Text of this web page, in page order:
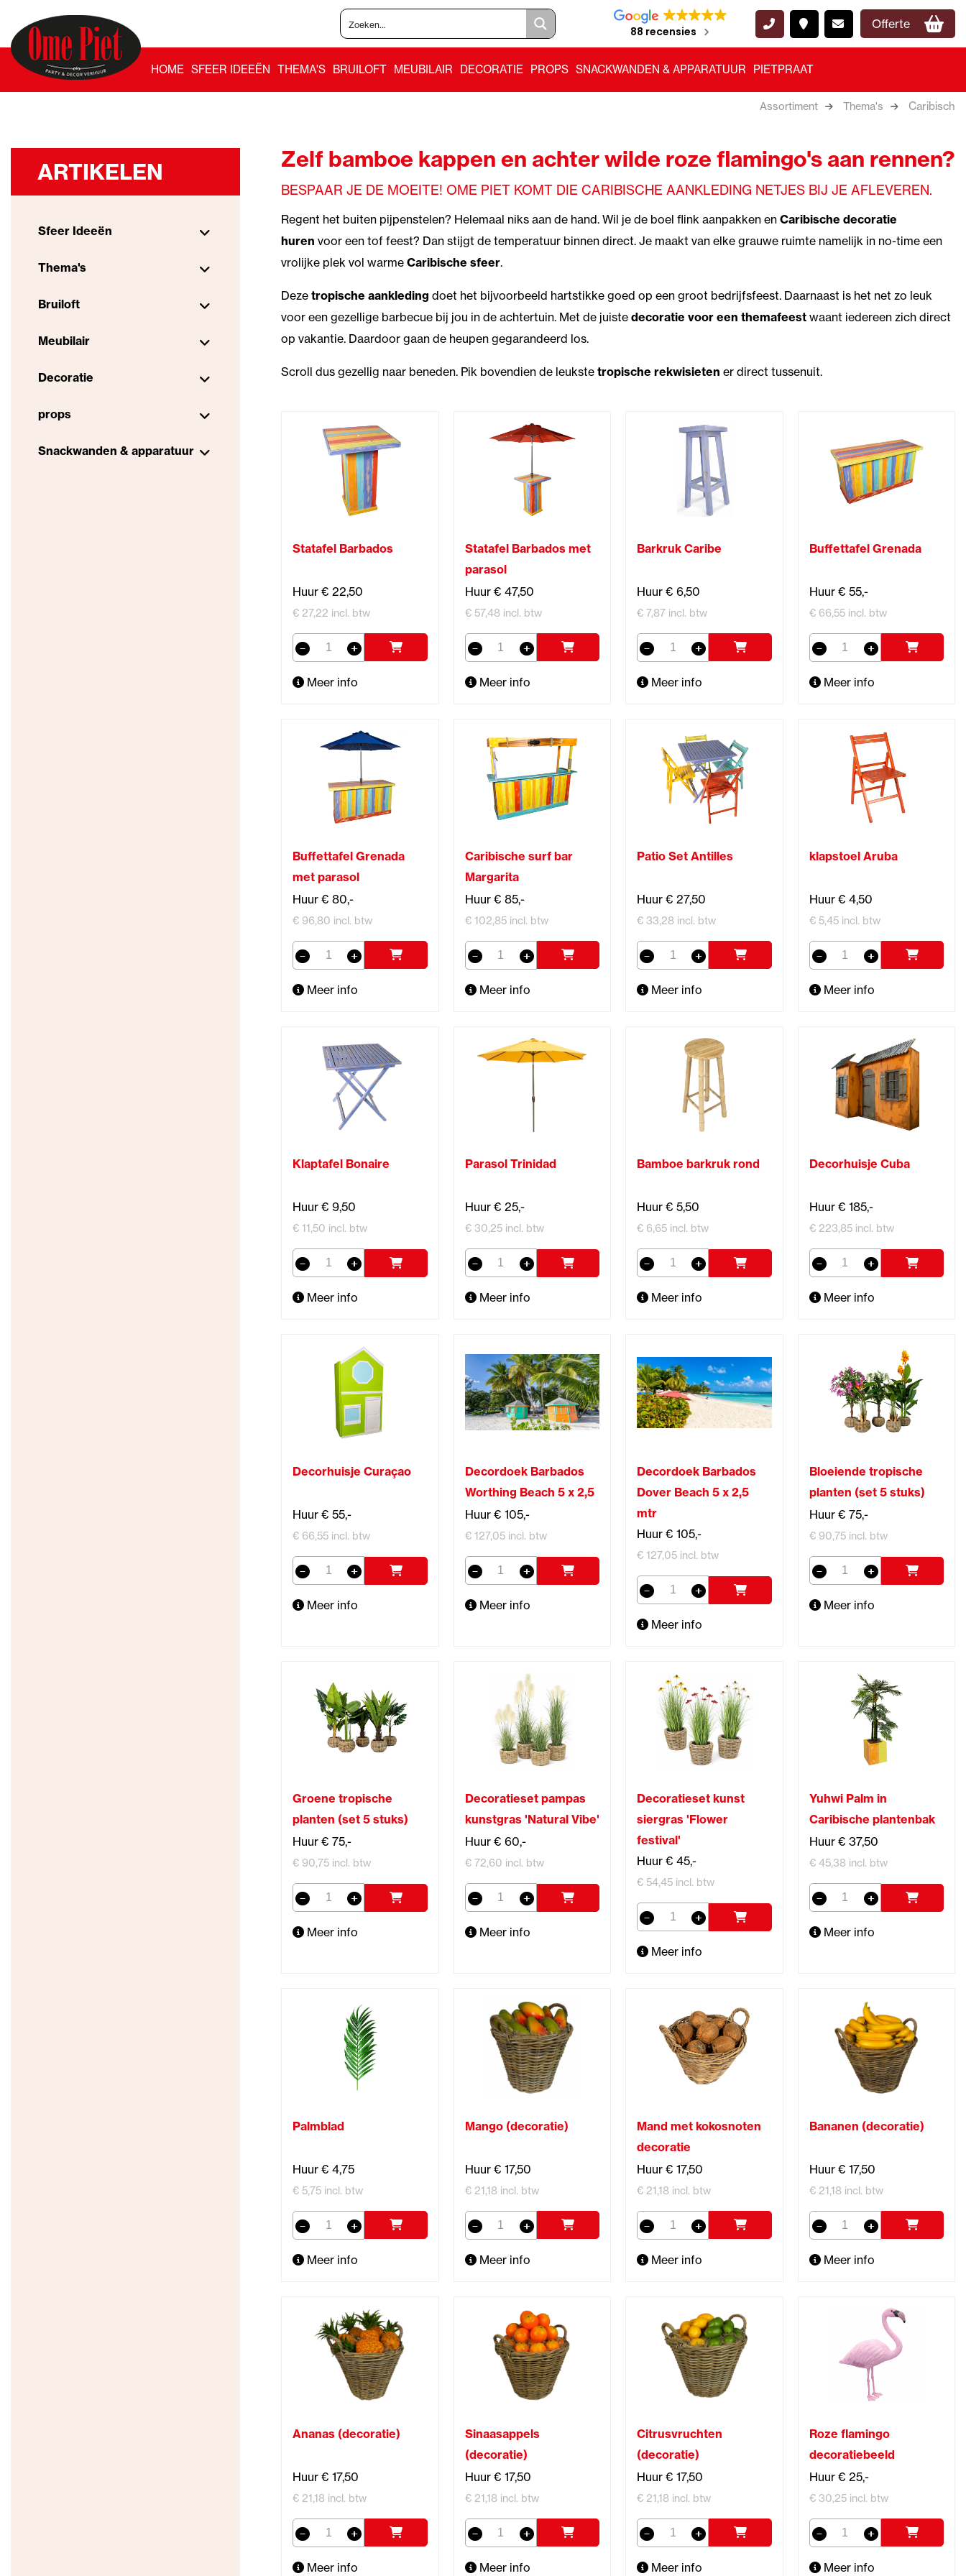
88 recensies
Offerte
HOME SFEER IDEEËN THEMA'S BRUILOFT MEUBILAIR DECORATIE PROPS SNACKWANDEN & APPARATUUR PIETPRAAT
Assortiment Thema's Caribisch
ARTIKELEN
Sfeer Ideeën
Thema's
Bruiloft
Meubilair
Decoratie
props
Snackwanden & apparatuur
Zelf bamboe kappen en achter wilde roze flamingo's aan rennen?
BESPAAR JE DE MOEITE! OME PIET KOMT DIE CARIBISCHE AANKLEDING NETJES BIJ JE AFLEVEREN.
Regent het buiten pijpenstelen? Helemaal niks aan de hand. Wil je de boel flink aanpakken enCaribische decoratie
huren voor een tof feest? Dan stijgt de temperatuur binnen direct. Je maakt van elke grauwe ruimte namelijk in no-time een
vrolijke plek vol warmeCaribische sfeer.
Dezetropische aankleding doet het bijvoorbeeld hartstikke goed op een groot bedrijfsfeest. Daarnaast is het net zo leuk
voor een gezellige barbecue bij jou in de achtertuin. Met de juistedecoratie voor een themafeest waant iedereen zich direct
op vakantie. Daardoor gaan de heupen gegarandeerd los.
Scroll dus gezellig naar beneden. Pik bovendien de leukstetropische rekwisieten er direct tussenuit.
Statafel Barbados
Huur € 22,50
€ 27,22 incl. btw
Meer info
Statafel Barbados met
parasol
Huur € 47,50
€ 57,48 incl. btw
Meer info
Barkruk Caribe
Huur € 6,50
€ 7,87 incl. btw
Meer info
Buffettafel Grenada
Huur € 55,-
€ 66,55 incl. btw
Meer info
Buffettafel Grenada
met parasol
Huur € 80,-
€ 96,80 incl. btw
Meer info
Caribische surf bar
Margarita
Huur € 85,-
€ 102,85 incl. btw
Meer info
Patio Set Antilles
Huur € 27,50
€ 33,28 incl. btw
Meer info
klapstoel Aruba
Huur € 4,50
€ 5,45 incl. btw
Meer info
Klaptafel Bonaire
Huur € 9,50
€ 11,50 incl. btw
Meer info
Parasol Trinidad
Huur € 25,-
€ 30,25 incl. btw
Meer info
Bamboe barkruk rond
Huur € 5,50
€ 6,65 incl. btw
Meer info
Decorhuisje Cuba
Huur € 185,-
€ 223,85 incl. btw
Meer info
Decorhuisje Curaçao
Huur € 55,-
€ 66,55 incl. btw
Meer info
Decordoek Barbados
Worthing Beach 5 x 2,5
Huur € 105,-
€ 127,05 incl. btw
Meer info
Decordoek Barbados
Dover Beach 5 x 2,5
mtr
Huur € 105,-
€ 127,05 incl. btw
Meer info
Bloeiende tropische
planten (set 5 stuks)
Huur € 75,-
€ 90,75 incl. btw
Meer info
Groene tropische
planten (set 5 stuks)
Huur € 75,-
€ 90,75 incl. btw
Meer info
Decoratieset pampas
kunstgras 'Natural Vibe'
Huur € 60,-
€ 72,60 incl. btw
Meer info
Decoratieset kunst
siergras 'Flower
festival'
Huur € 45,-
€ 54,45 incl. btw
Meer info
Yuhwi Palm in
Caribische plantenbak
Huur € 37,50
€ 45,38 incl. btw
Meer info
Palmblad
Huur € 4,75
€ 5,75 incl. btw
Meer info
Mango (decoratie)
Huur € 17,50
€ 21,18 incl. btw
Meer info
Mand met kokosnoten
decoratie
Huur € 17,50
€ 21,18 incl. btw
Meer info
Bananen (decoratie)
Huur € 17,50
€ 21,18 incl. btw
Meer info
Ananas (decoratie)
Huur € 17,50
€ 21,18 incl. btw
Meer info
Sinaasappels
(decoratie)
Huur € 17,50
€ 21,18 incl. btw
Meer info
Citrusvruchten
(decoratie)
Huur € 17,50
€ 21,18 incl. btw
Meer info
Roze flamingo
decoratiebeeld
Huur € 25,-
€ 30,25 incl. btw
Meer info